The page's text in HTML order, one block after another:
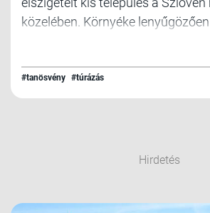
közelében. Környéke
#tanösvény #túrázás
Hirdetés